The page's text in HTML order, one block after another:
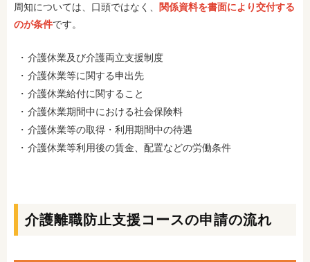
周知については、口頭ではなく、
関係資料を書面により交付する
のが条件です。
介護休業及び介護両立支援制度
介護休業等に関する申出先
介護休業給付に関すること
介護休業期間中における社会保険料
介護休業等の取得・利用期間中の待遇
介護休業等利用後の賃金、配置などの労働条件
介護離職防止支援コースの申請の流れ